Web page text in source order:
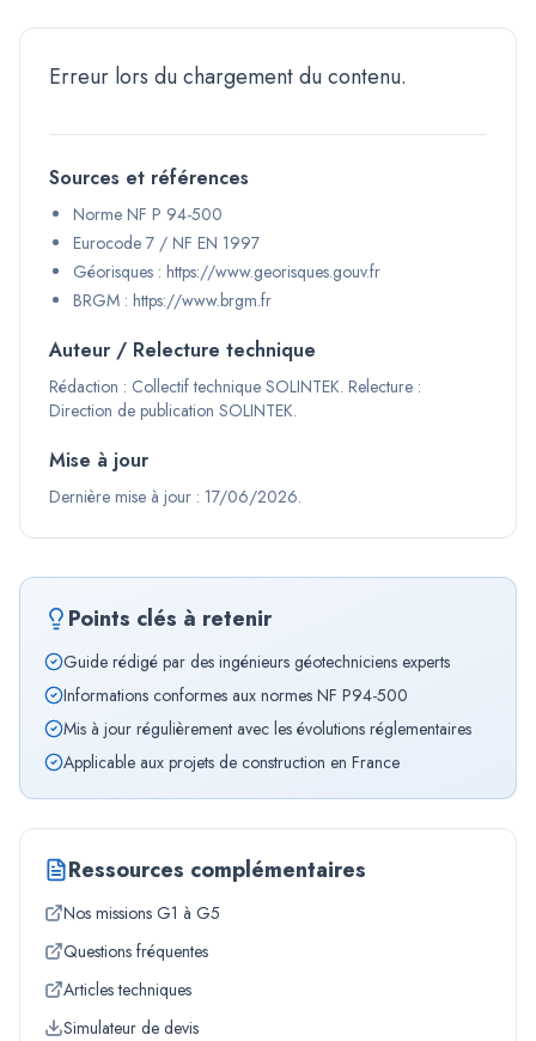
Erreur lors du chargement du contenu.
Sources et références
Norme NF P 94-500
Eurocode 7 / NF EN 1997
Géorisques : https://www.georisques.gouv.fr
BRGM : https://www.brgm.fr
Auteur / Relecture technique
Rédaction : Collectif technique SOLINTEK. Relecture :
Direction de publication SOLINTEK.
Mise à jour
Dernière mise à jour : 17/06/2026.
Points clés à retenir
Guide rédigé par des ingénieurs géotechniciens experts
Informations conformes aux normes NF P94-500
Mis à jour régulièrement avec les évolutions réglementaires
Applicable aux projets de construction en France
Ressources complémentaires
Nos missions G1 à G5
Questions fréquentes
Articles techniques
Simulateur de devis